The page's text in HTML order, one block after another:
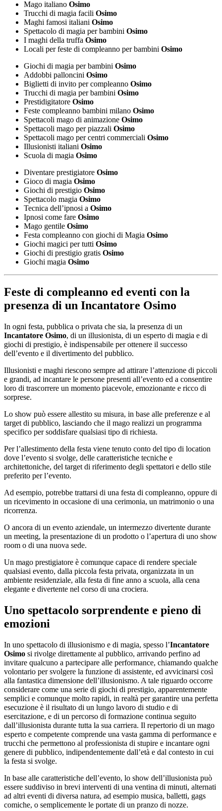
Mago italiano Osimo
Trucchi di magia facili Osimo
Maghi famosi italiani Osimo
Spettacolo di magia per bambini Osimo
I maghi della truffa Osimo
Locali per feste di compleanno per bambini Osimo
Giochi di magia per bambini Osimo
Addobbi palloncini Osimo
Biglietti di invito per compleanno Osimo
Trucchi di magia per bambini Osimo
Prestidigitatore Osimo
Feste compleanno bambini milano Osimo
Spettacoli mago di animazione Osimo
Spettacoli mago per piazzali Osimo
Spettacoli mago per centri commerciali Osimo
Illusionisti italiani Osimo
Scuola di magia Osimo
Diventare prestigiatore Osimo
Gioco di magia Osimo
Giochi di prestigio Osimo
Spettacolo magia Osimo
Tecnica dell’ipnosi a Osimo
Ipnosi come fare Osimo
Mago gentile Osimo
Festa compleanno con giochi di Magia Osimo
Giochi magici per tutti Osimo
Giochi di prestigio gratis Osimo
Giochi magia Osimo
Feste di compleanno ed eventi con la
presenza di un Incantatore Osimo
In ogni festa, pubblica o privata che sia, la presenza di un
Incantatore Osimo, di un illusionista, di un esperto di magia e di
giochi di prestigio, è indispensabile per ottenere il successo
dell’evento e il divertimento del pubblico.
Illusionisti e maghi riescono sempre ad attirare l’attenzione di piccoli
e grandi, ad incantare le persone presenti all’evento ed a consentire
loro di trascorrere un momento piacevole, emozionante e ricco di
sorprese.
Lo show può essere allestito su misura, in base alle preferenze e al
target di pubblico, lasciando che il mago realizzi un programma
specifico per soddisfare qualsiasi tipo di richiesta.
Per l’allestimento della festa viene tenuto conto del tipo di location
dove l’evento si svolge, delle caratteristiche tecniche e
architettoniche, del target di riferimento degli spettatori e dello stile
preferito per l’evento.
Ad esempio, potrebbe trattarsi di una festa di compleanno, oppure di
un ricevimento in occasione di una cerimonia, un matrimonio o una
ricorrenza.
O ancora di un evento aziendale, un intermezzo divertente durante
un meeting, la presentazione di un prodotto o l’apertura di uno show
room o di una nuova sede.
Un mago prestigiatore è comunque capace di rendere speciale
qualsiasi evento, dalla piccola festa privata, organizzata in un
ambiente residenziale, alla festa di fine anno a scuola, alla cena
elegante e divertente nel corso di una crociera.
Uno spettacolo sorprendente e pieno di
emozioni
In uno spettacolo di illusionismo e di magia, spesso l’Incantatore
Osimo si rivolge direttamente al pubblico, arrivando perfino ad
invitare qualcuno a partecipare alle performance, chiamando qualche
volontario per svolgere la funzione di assistente, ed avvicinarsi così
alla fantastica dimensione dell’illusionismo. A tale riguardo occorre
considerare come una serie di giochi di prestigio, apparentemente
semplici e comunque molto rapidi, in realtà per garantire una perfetta
esecuzione è il risultato di un lungo lavoro di studio e di
esercitazione, e di un percorso di formazione continua seguito
dall’illusionista durante tutta la sua carriera. Il repertorio di un mago
esperto e competente comprende una vasta gamma di performance e
trucchi che permettono al professionista di stupire e incantare ogni
genere di pubblico, indipendentemente dall’età e dal contesto in cui
la festa si svolge.
In base alle caratteristiche dell’evento, lo show dell’illusionista può
essere suddiviso in brevi interventi di una ventina di minuti, alternati
ad altri eventi di diversa natura, ad esempio musica, balletti, gags
comiche, o semplicemente le portate di un pranzo di nozze.